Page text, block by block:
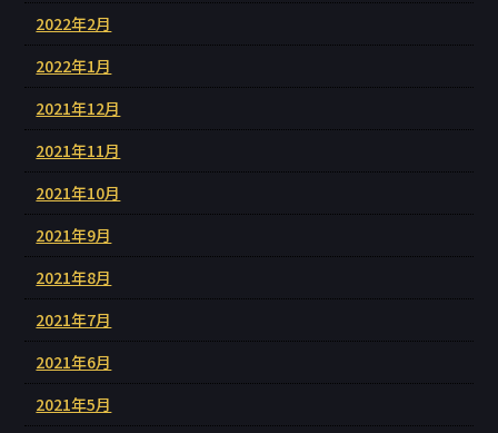
2022年2月
2022年1月
2021年12月
2021年11月
2021年10月
2021年9月
2021年8月
2021年7月
2021年6月
2021年5月